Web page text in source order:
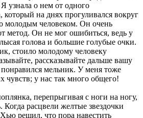
узнала о нем от одного
который на днях прогуливался вокруг
молодым человеком. Он очень
метод. Он не мог ошибиться, ведь у
голова и большие голубые очки.
стоило молодому человеку
рассказывайте дальше вашу
мельник. У меня тоже
чувств; у нас так много общего!
перепрыгивая с ноги на ногу,
Когда расцвели желтые звездочки
решил, что пора навестить